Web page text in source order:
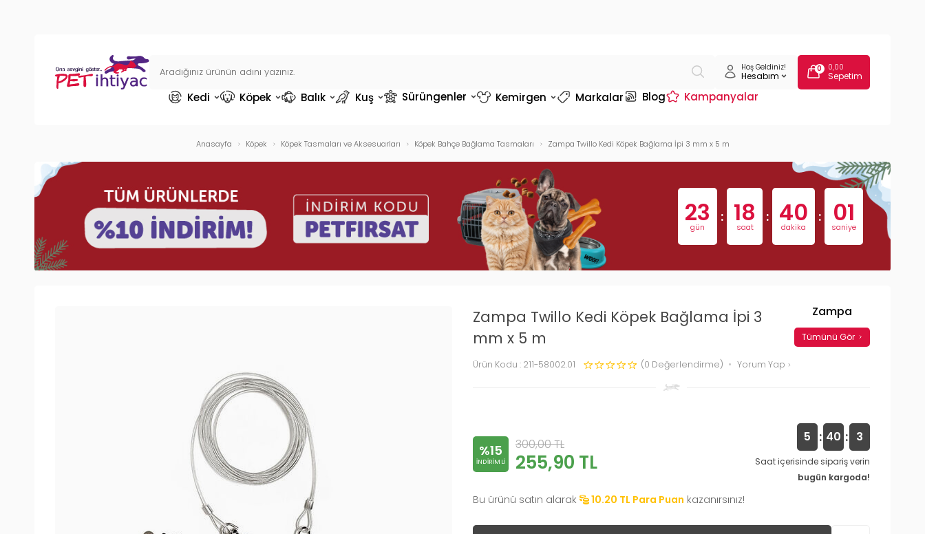
Hoş Geldiniz!
Hesabım
0 0,00
Sepetim
Kedi Köpek Balık Kuş Sürüngenler Kemirgen Markalar Blog Kampanyalar
Anasayfa Köpek Köpek Tasmaları ve Aksesuarları Köpek Bahçe Bağlama Tasmaları Zampa Twillo Kedi Köpek Bağlama İpi 3 mm x 5 m
23
gün 18
saat 40
dakika 00
saniye
Zampa Twillo Kedi Köpek Bağlama İpi 3
mm x 5 m
Ürün Kodu : 211-58002.01 (0 Değerlendirme) Yorum Yap
Zampa
Tümünü Gör
%15
INDIRIMLI
300,00TL
255,90 TL
5 : 40 : 2
Saat içerisinde sipariş verin
bugün kargoda!
Bu ürünü satın alarak 10.20 TL Para Puan kazanırsınız!